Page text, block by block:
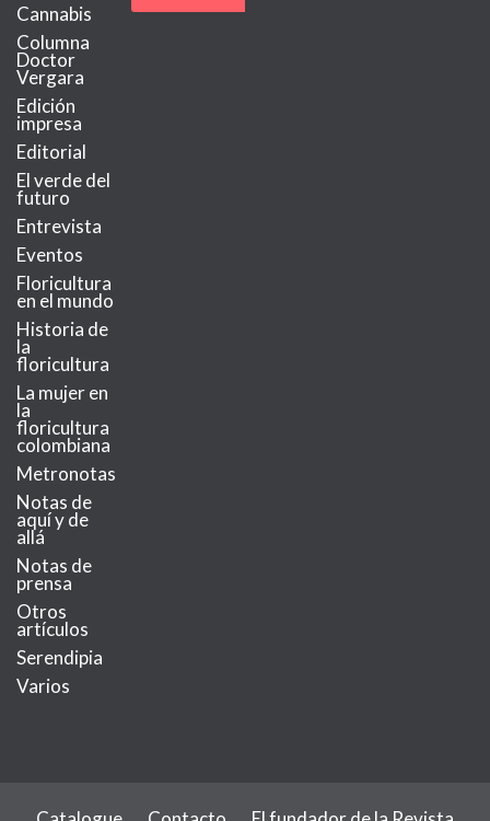
Cannabis
Columna
Doctor
Vergara
Edición
impresa
Editorial
El verde del
futuro
Entrevista
Eventos
Floricultura
en el mundo
Historia de
la
floricultura
La mujer en
la
floricultura
colombiana
Metronotas
Notas de
aquí y de
allá
Notas de
prensa
Otros
artículos
Serendipia
Varios